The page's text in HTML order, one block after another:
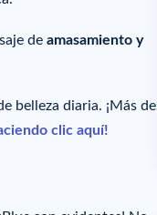
de amasamiento y
belleza diaria. ¡Más de
clic aquí!